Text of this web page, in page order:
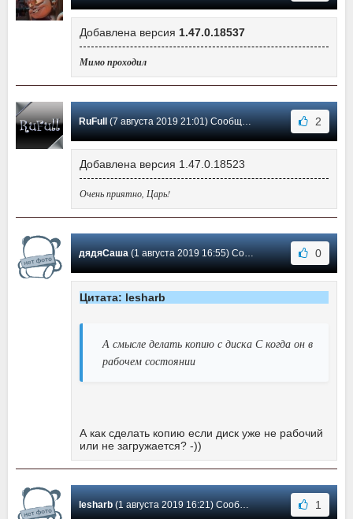
Добавлена версия 1.47.0.18537
Мимо проходил
RuFull (7 августа 2019 21:01) Сообщение #266 2
Добавлена версия 1.47.0.18523
Очень приятно, Царь!
дядяСаша(1 августа 2019 16:55) Сообщение #265 0
Цитата: lesharb
А смысле делать копию с диска С когда он в
рабочем состоянии
А как сделать копию если диск уже не рабочий
или не загружается? -))
lesharb(1 августа 2019 16:21) Сообщение #264 1